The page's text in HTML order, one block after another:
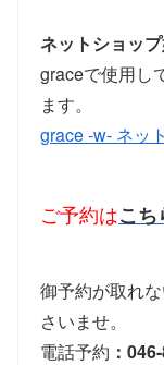
ネットショップ
graceで使用し
ます。
grace -w- ネッ
ご予約はこち
御予約が取れ
さいませ。
電話予約 ：